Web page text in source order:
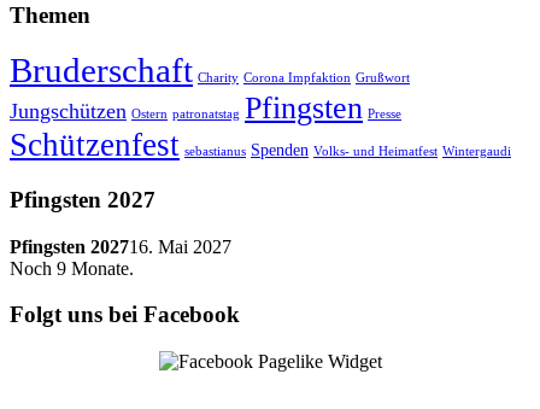
Themen
Bruderschaft Charity Corona Impfaktion Grußwort
Jungschützen Ostern patronatstag Pfingsten Presse
Schützenfest sebastianus Spenden Volks- und Heimatfest Wintergaudi
Pfingsten 2027
Pfingsten 202716. Mai 2027
Noch 9 Monate.
Folgt uns bei Facebook